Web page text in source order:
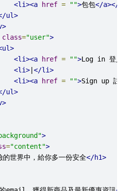
<li><a
href = "">包包</a></
ul>
class="user">
<li><a
href = "">Log in 登入
<li> </li>
<li><a
href = "">Sign up 註
ul>
>
="content">
的世界中，給你多一份安全</h1>